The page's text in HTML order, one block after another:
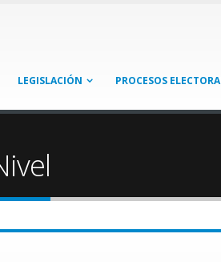
LEGISLACIÓN PROCESOS